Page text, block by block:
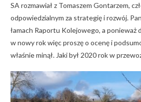
SA rozmawiał z Tomaszem Gontarzem,
odpowiedzialnym za strategię i rozwój.
łamach Raportu Kolejowego, a ponieważ
w nowy rok więc proszę o ocenę i
właśnie minął. Jaki był 2020 rok w